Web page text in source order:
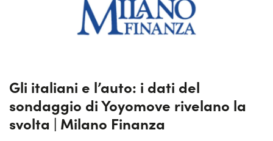
Gli italiani e l’auto: i dati del
sondaggio di Yoyomove rivelano la
svolta | Milano Finanza